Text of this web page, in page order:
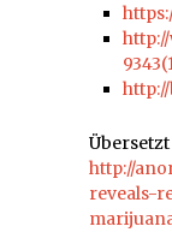
http://
reveals-